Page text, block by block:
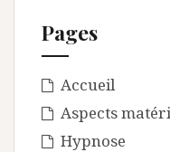
Pages
Accueil
Aspects
Hypnose